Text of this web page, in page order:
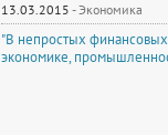
13.03.2015 -Экономика
"В непростых финансовых
экономике,